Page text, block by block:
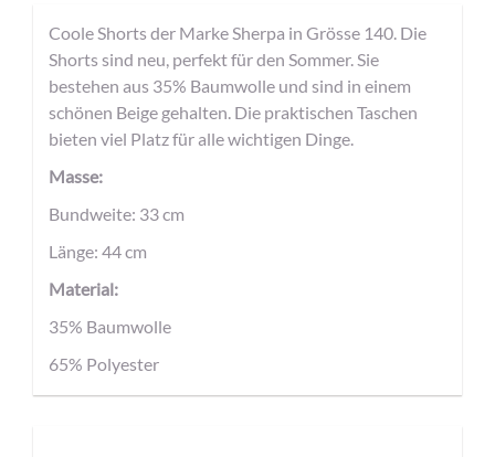
Coole Shorts der Marke Sherpa in Grösse 140. Die
Shorts sind neu, perfekt für den Sommer. Sie
bestehen aus 35% Baumwolle und sind in einem
schönen Beige gehalten. Die praktischen Taschen
bieten viel Platz für alle wichtigen Dinge.
Masse:
Bundweite: 33 cm
Länge: 44 cm
Material:
35% Baumwolle
65% Polyester